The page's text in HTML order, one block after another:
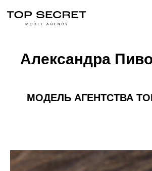
Александра
МОДЕЛЬАГЕНТСТВА